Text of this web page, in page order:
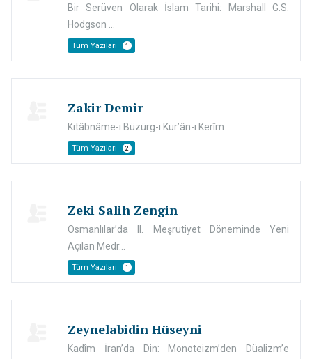
Bir Serüven Olarak İslam Tarihi: Marshall G.S.
Hodgson ...
Tüm Yazıları 1
Zakir Demir
Kitâbnâme-i Büzürg-i Kur’ân-ı Kerîm
Tüm Yazıları 2
Zeki Salih Zengin
Osmanlılar’da II. Meşrutiyet Döneminde Yeni
Açılan Medr...
Tüm Yazıları 1
Zeynelabidin Hüseyni
Kadîm İran’da Din: Monoteizm’den Düalizm’e